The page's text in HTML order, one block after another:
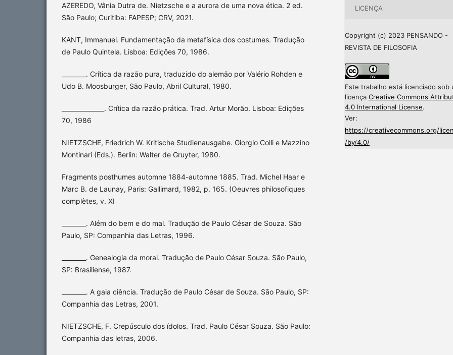
AZEREDO, Vânia Dutra de. Nietzsche e a aurora de uma nova ética. 2 ed.
São Paulo; Curitiba: FAPESP; CRV, 2021.
KANT, Immanuel. Fundamentação da metafísica dos costumes. Tradução
de Paulo Quintela. Lisboa: Edições 70, 1986.
________. Crítica da razão pura, traduzido do alemão por Valério Rohden e
Udo B. Moosburger, São Paulo, Abril Cultural, 1980.
______________. Crítica da razão prática. Trad. Artur Morão. Lisboa: Edições
70, 1986
NIETZSCHE, Friedrich W. Kritische Studienausgabe. Giorgio Colli e Mazzino
Montinari (Eds.). Berlin: Walter de Gruyter, 1980.
Fragments posthumes automne 1884-automne 1885. Trad. Michel Haar e
Marc B. de Launay, Paris: Gallimard, 1982, p. 165. (Oeuvres philosofiques
complètes, v. XI
________. Além do bem e do mal. Tradução de Paulo César de Souza. São
Paulo, SP: Companhia das Letras, 1996.
________. Genealogia da moral. Tradução de Paulo César Souza. São Paulo,
SP: Brasiliense, 1987.
________. A gaia ciência. Tradução de Paulo César de Souza. São Paulo, SP:
Companhia das Letras, 2001.
NIETZSCHE, F. Crepúsculo dos ídolos. Trad. Paulo César Souza. São Paulo:
Companhia das letras, 2006.
LICENÇA
Copyright (c) 2023 PENSANDO -
REVISTA DE FILOSOFIA
Este trabalho está licenciado sob
licença Creative Commons
4.0 International License.
Ver:
https://creativecommons.org/
/by/4.0/